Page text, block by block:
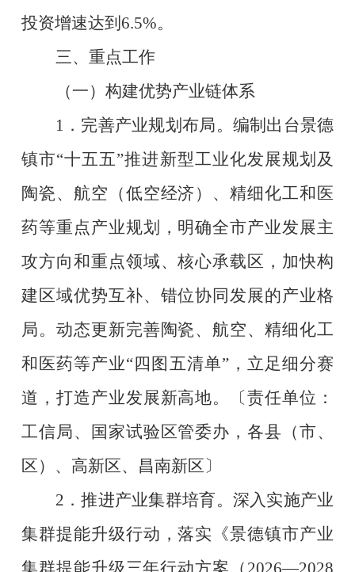
投资增速达到 6.5%。
三、重点工作
（一）构建优势产业链体系
1 ．完善产业规划布局。编制出台景德
镇市“十五五”推进新型工业化发展规划及
陶瓷、航空（低空经济）、精细化工和医
药等重点产业规划，明确全市产业发展主
攻方向和重点领域、核心承载区，加快构
建区域优势互补、错位协同发展的产业格
局。动态更新完善陶瓷、航空、精细化工
和医药等产业“四图五清单”，立足细分赛
道，打造产业发展新高地。
〔责任单位：
工信局、国家试验区管委办，各县（市、
区）、高新区、昌南新区〕
2 ．推进产业集群培育。深入实施产业
集群提能升级行动，落实《景德镇市产业